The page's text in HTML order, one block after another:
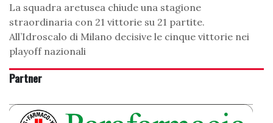
La squadra aretusea chiude una stagione
straordinaria con 21 vittorie su 21 partite.
All’Idroscalo di Milano decisive le cinque vittorie nei
playoff nazionali
Partner